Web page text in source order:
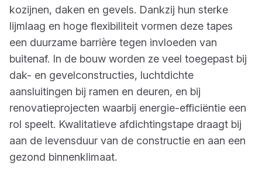
kozijnen, daken en gevels. Dankzij hun sterke
lijmlaag en hoge flexibiliteit vormen deze tapes
een duurzame barrière tegen invloeden van
buitenaf. In de bouw worden ze veel toegepast bij
dak- en gevelconstructies, luchtdichte
aansluitingen bij ramen en deuren, en bij
renovatieprojecten waarbij energie-efficiëntie een
rol speelt. Kwalitatieve afdichtingstape draagt bij
aan de levensduur van de constructie en aan een
gezond binnenklimaat.